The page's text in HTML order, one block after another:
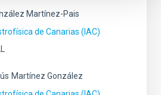
Martínez-Pais
de Canarias (IAC)
Martínez González